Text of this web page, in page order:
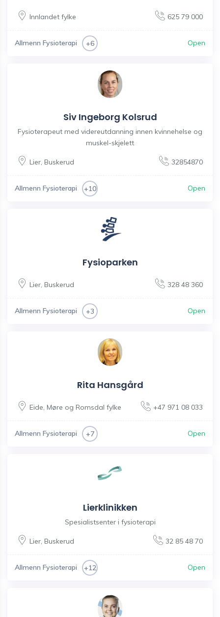
Innlandet fylke 625 79 000
Allmenn Fysioterapi +6 Open
Siv Ingeborg Kolsrud
Fysioterapeut med videreutdanning innen kvinnehelse og
muskel-skjelett
Lier Buskerud 32854870
Allmenn Fysioterapi +10 Open
Fysioparken
Lier Buskerud 328 48 360
Allmenn Fysioterapi +3 Open
Rita Hansgård
Eide Møre og Romsdal fylke +47 971 08 033
Allmenn Fysioterapi +7 Open
Lierklinikken
Spesialistsenter i fysioterapi
Lier Buskerud 32 85 48 70
Allmenn Fysioterapi +12 Open